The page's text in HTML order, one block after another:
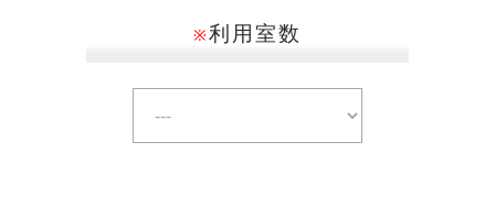
※利用室数